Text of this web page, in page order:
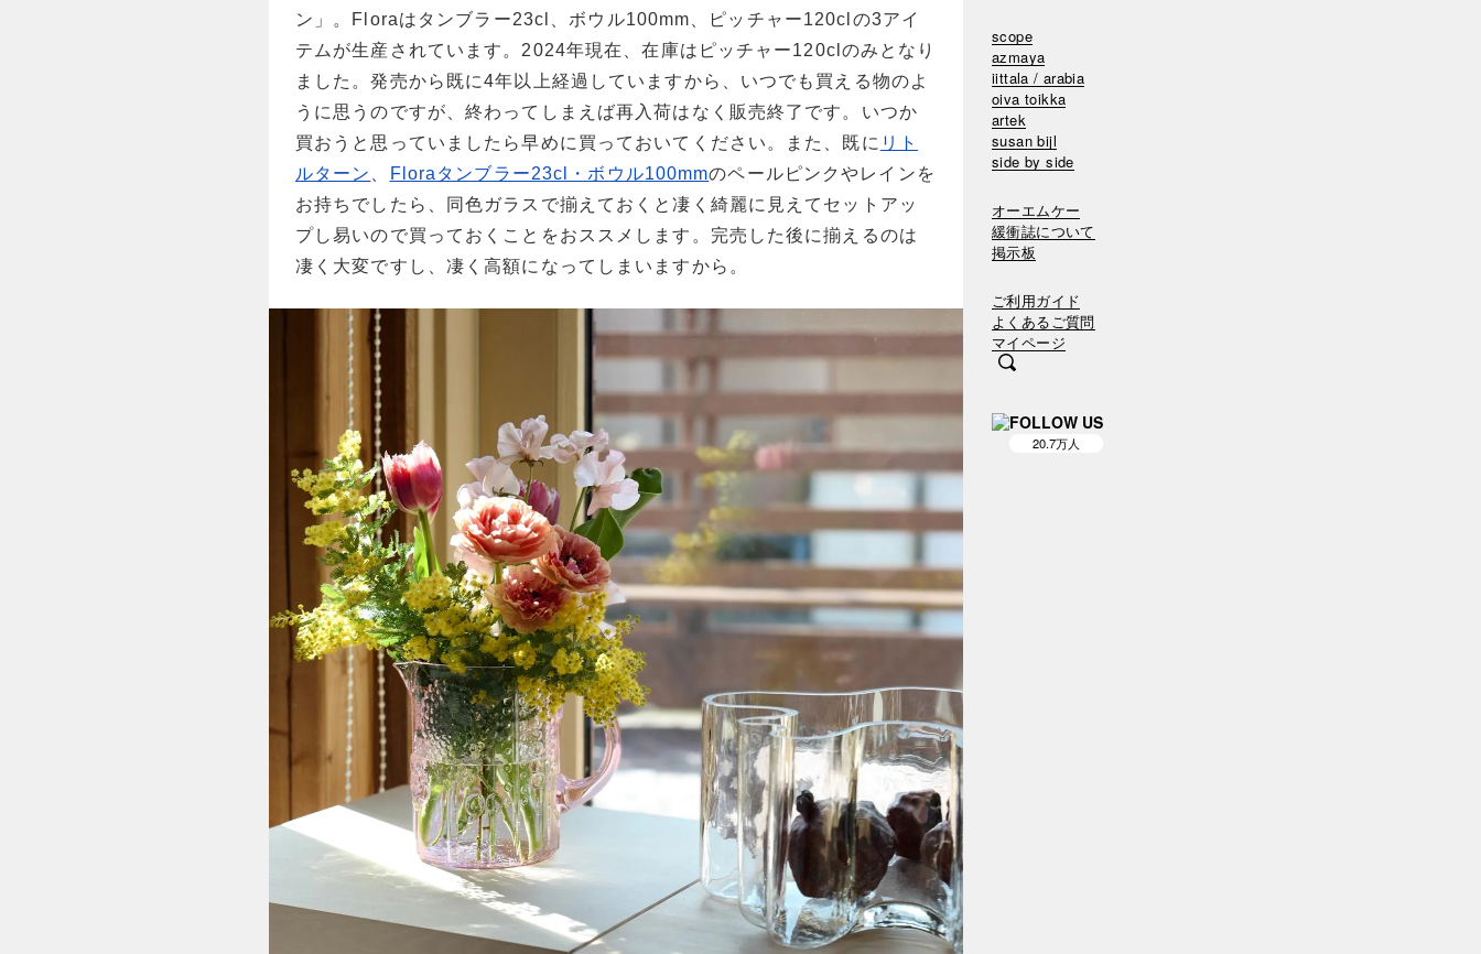
ン」。Floraはタンブラー23cl、ボウル100mm、ピッチャー120clの3アイ
テムが生産されています。2024年現在、在庫はピッチャー120clのみとなり
ました。発売から既に4年以上経過していますから、いつでも買える物のよ
うに思うのですが、終わってしまえば再入荷はなく販売終了です。いつか
買おうと思っていましたら早めに買っておいてください。また、既に リト
ルターン
Floraタンブラー23cl・ボウル100mmのペールピンクやレインを
お持ちでしたら、同色ガラスで揃えておくと凄く綺麗に見えてセットアッ
プし易いので買っておくことをおススメします。完売した後に揃えるのは
凄く大変ですし、凄く高額になってしまいますから。
scope
azmaya
iittala / arabia
oiva toikka
artek
susan bijl
side by side
オーエムケー
緩衝誌について
掲示板
ご利用ガイド
よくあるご質問
マイページ
FOLLOW US